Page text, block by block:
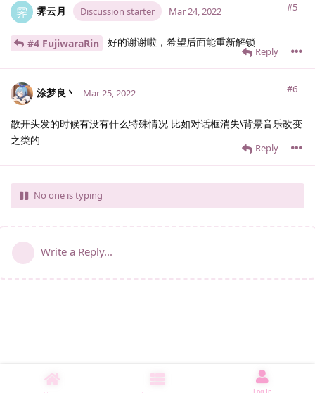
霁 霁云月 Discussion starter #5
Mar 24, 2022
#4 FujiwaraRin 好的谢谢啦，希望后面能重新解锁
Reply
涂梦良丶 #6
Mar 25, 2022
散开头发的时候有没有什么特殊情况 比如对话框消失\背景音乐改变
之类的
Reply
No one is typing
Write a Reply...